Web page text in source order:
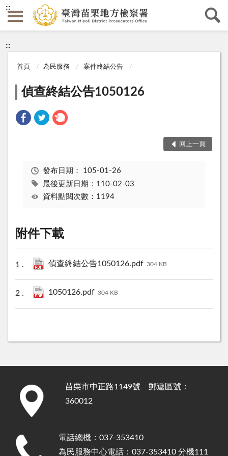
:::
:::
首頁 為民服務 案件終結公告
偵查終結公告1050126
回上一頁
發布日期： 105-01-26
最後更新日期：110-02-03
資料點閱次數：1194
附件下載
偵查終結公告1050126.pdf 304 KB
1050126.pdf 304 KB
苗栗市中正路1149號 郵遞區號：
360012
電話總機：037-353410
為民服務中心電話：037-353410 分機111